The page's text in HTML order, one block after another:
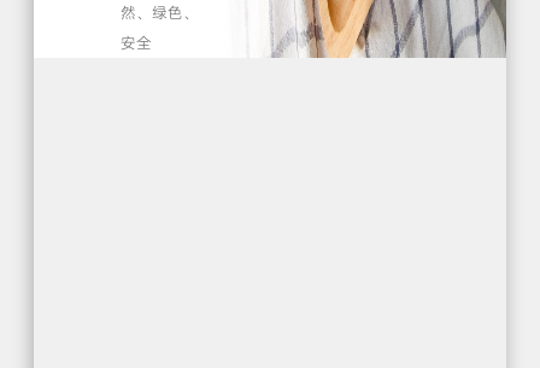
然、绿色、
安全